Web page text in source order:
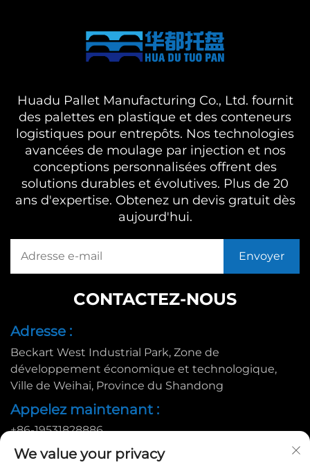
Huadu Pallet Manufacturing Co., Ltd. fournit
des palettes en plastique et des conteneurs
logistiques pour entrepôts. Nos technologies
avancées de moulage par injection et nos
conceptions personnalisées offrent des
solutions durables et évolutives. Plus de 20
ans d'expertise. Obtenez un devis gratuit dès
aujourd'hui.
CONTACTEZ-NOUS
Adresse :
Beckart West Industrial Park, Zone de
développement économique et technologique,
Ville de Weihai, Province du Shandong
Appelez maintenant :
+86-19531828886
E-mail :
We value your privacy